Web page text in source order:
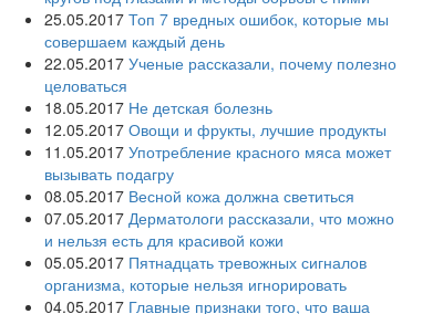
25.05.2017 Топ 7 вредных ошибок, которые мы
совершаем каждый день
22.05.2017 Ученые рассказали, почему полезно
целоваться
18.05.2017 Не детская болезнь
12.05.2017 Овощи и фрукты, лучшие продукты
11.05.2017 Употребление красного мяса может
вызывать подагру
08.05.2017 Весной кожа должна светиться
07.05.2017 Дерматологи рассказали, что можно
и нельзя есть для красивой кожи
05.05.2017 Пятнадцать тревожных сигналов
организма, которые нельзя игнорировать
04.05.2017 Главные признаки того, что ваша